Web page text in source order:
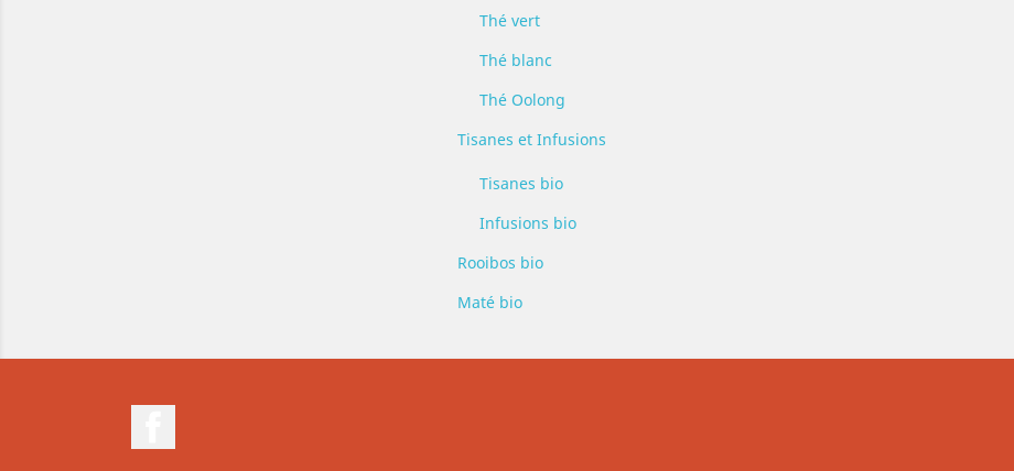
Thé vert
Thé blanc
Thé Oolong
Tisanes et Infusions
Tisanes bio
Infusions bio
Rooibos bio
Maté bio